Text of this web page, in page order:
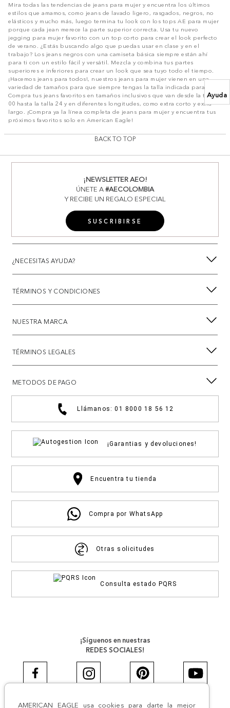
Ayuda
AMERICAN EAGLE usa cookies para darte la mejor
Mira todas las tendencias de jeans para mujer y encuentra los últimos
estilos que amamos, como jeans de lavado ligero, rasgados, negros, no
elásticos y mucho más, luego termina tu look con los tops AE para mujer
porque cada jean merece la parte superior correcta. Usa tu nuevo
jegging para mujer favorito con un top corto para crear el look perfecto
de verano. ¿Estás buscando algo que puedas usar en clase y en el
trabajo? Los jeans negros con una camiseta básica siempre están ahí
para ti con un estilo fácil y versátil. Mezcla y combina tus partes
superiores e inferiores para crear un look que sea tuyo todo el tiempo.
¡Hacemos jeans para todos!, nuestros jeans para mujer vienen en una
variedad de tamaños para que siempre tengas la talla indicada para ti.
Compra tus jeans favoritos en tamaños inclusivos que van desde la talla
00 hasta la talla 24 y en diferentes longitudes, como extra corto y extra
largo. ¡Compra ya la línea completa de jeans para mujer y encuentra tus
próximos favoritos solo en American Eagle!
BACK TO TOP
¡NEWSLETTER AEO!
ÚNETE A#AECOLOMBIA
Y RECIBE UN REGALO ESPECIAL
SUSCRIBIRSE
¿NECESITAS AYUDA?
TÉRMINOS Y CONDICIONES
NUESTRA MARCA
TÉRMINOS LEGALES
METODOS DE PAGO
Llámanos: 01 8000 18 56 12
¡Garantias y devoluciones!
Encuentra tu tienda
Compra por WhatsApp
Otras solicitudes
Consulta estado PQRS
¡Síguenos en nuestras
REDES SOCIALES!